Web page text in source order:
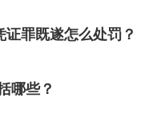
罪既遂怎么处罚？
哪些？